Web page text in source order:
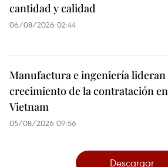
cantidad y calidad
06/08/2026 02:44
Manufactura e ingeniería lideran
crecimiento de la contratación en
Vietnam
05/08/2026 09:56
Descargar